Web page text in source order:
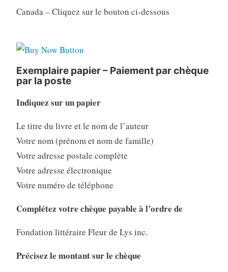
Canada – Cliquez sur le bouton ci-dessous
Exemplaire papier – Paiement par chèque
par la poste
Indiquez sur un papier
Le titre du livre et le nom de l’auteur
Votre nom (prénom et nom de famille)
Votre adresse postale complète
Votre adresse électronique
Votre numéro de téléphone
Complétez votre chèque payable à l’ordre de
Fondation littéraire Fleur de Lys inc.
Précisez le montant sur le chèque